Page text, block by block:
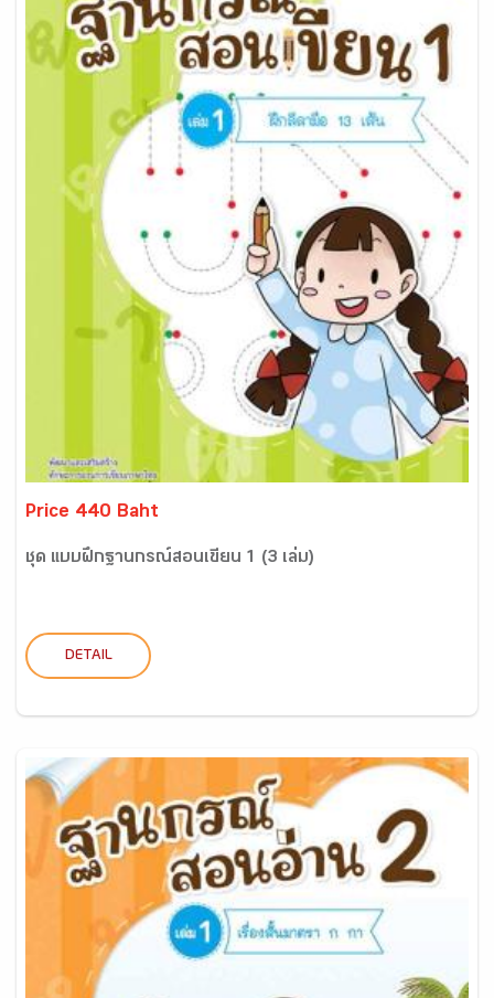
Price 440 Baht
ชุด แบบฝึกฐานกรณ์สอนเขียน 1 (3 เล่ม)
DETAIL